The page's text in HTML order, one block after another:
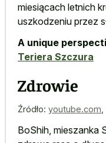
miesiącach letnich
uszkodzeniu przez
A unique
Teriera Szczura
Zdrowie
Źródło: youtube.com
BoShih, mieszanka